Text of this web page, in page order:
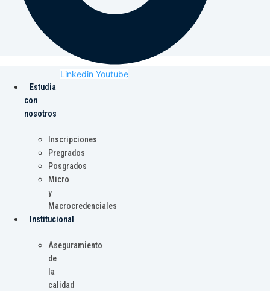
Linkedin Youtube
Estudia
con
nosotros
Inscripciones
Pregrados
Posgrados
Micro
y
Macrocredenciales
Institucional
Aseguramiento
de
la
calidad